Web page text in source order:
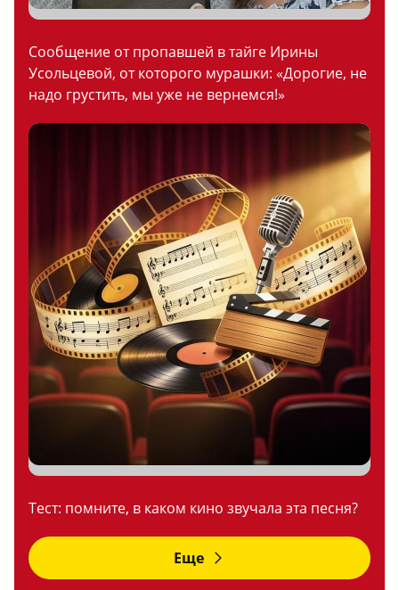
Сообщение от пропавшей в тайге Ирины
Усольцевой, от которого мурашки: «Дорогие, не
надо грустить, мы уже не вернемся!»
Тест: помните, в каком кино звучала эта песня?
Еще